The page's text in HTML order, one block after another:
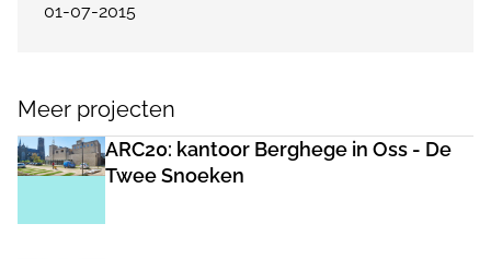
01-07-2015
Meer projecten
ARC20: kantoor Berghege in Oss - De
Twee Snoeken